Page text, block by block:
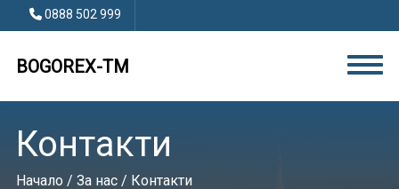
0888 502 999
BOGOREX-TM
Контакти
Начало/ За нас/ Контакти